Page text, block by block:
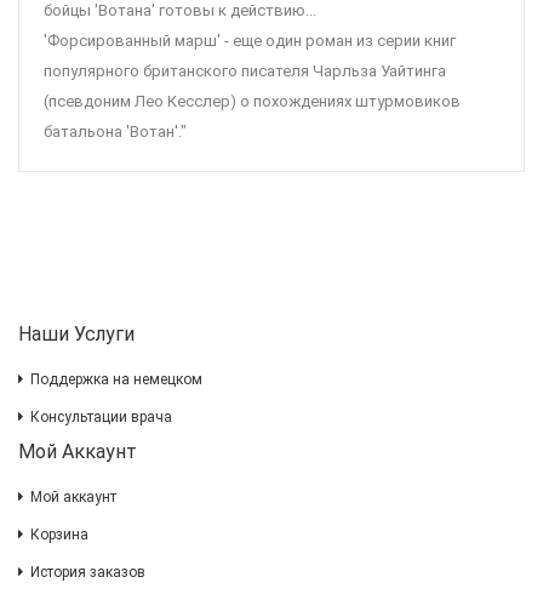
бойцы 'Вотана' готовы к действию...
'Форсированный марш' - еще один роман из серии книг
популярного британского писателя Чарльза Уайтинга
(псевдоним Лео Кесслер) о похождениях штурмовиков
батальона 'Вотан'."
Наши Услуги
Поддержка на немецком
Консультации врача
Мой Аккаунт
Мой аккаунт
Корзина
История заказов